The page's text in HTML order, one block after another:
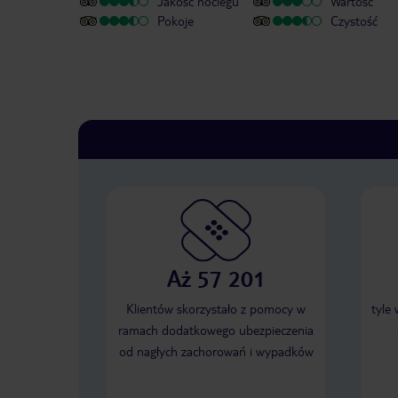
Pokoje
Czystość
Aż 57 201
Klientów skorzystało z pomocy w
ramach dodatkowego ubezpieczenia
od nagłych zachorowań i wypadków
tyle